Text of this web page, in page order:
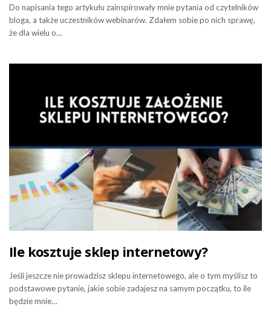
Do napisania tego artykułu zainspirowały mnie pytania od czytelników
bloga, a także uczestników webinarów. Zdałem sobie po nich sprawę,
że dla wielu o…
Ile kosztuje sklep internetowy?
Jeśli jeszcze nie prowadzisz sklepu internetowego, ale o tym myślisz to
podstawowe pytanie, jakie sobie zadajesz na samym początku, to ile
będzie mnie…